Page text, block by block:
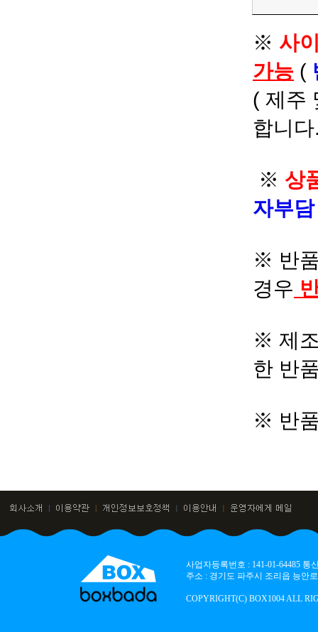
※ 사
가능 (
( 제주
합니
※ 상
자부
※ 반
경우
※ 제
한 반
※ 반
사업자등록번호 : 141-01-64485
주소 : 경기도 파주시 조리읍 능안
COPYRIGHT(C) BOX1004 ALL